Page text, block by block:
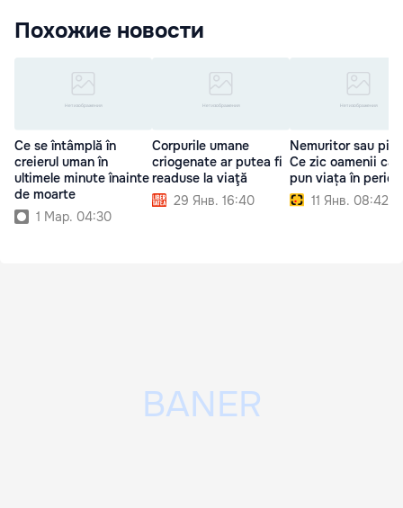
Похожие новости
Ce se întâmplă în
creierul uman în
ultimele minute înainte
de moarte
1 Мар. 04:30
Corpurile umane
criogenate ar putea fi
readuse la viaţă
29 Янв. 16:40
Nemuritor sau
Ce zic oamenii
pun viața în pericol
11 Янв. 08:42